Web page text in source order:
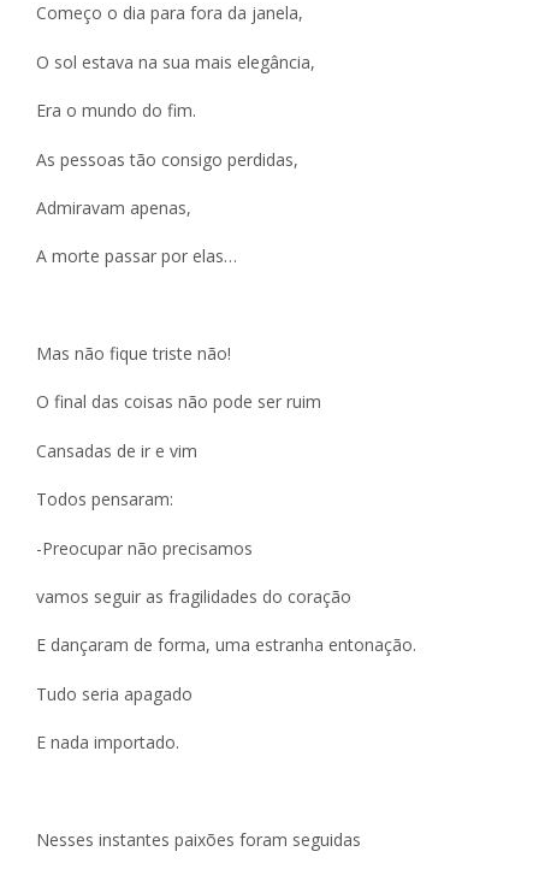
Começo o dia para fora da janela,
O sol estava na sua mais elegância,
Era o mundo do fim.
As pessoas tão consigo perdidas,
Admiravam apenas,
A morte passar por elas…
Mas não fique triste não!
O final das coisas não pode ser ruim
Cansadas de ir e vim
Todos pensaram:
-Preocupar não precisamos
vamos seguir as fragilidades do coração
E dançaram de forma, uma estranha entonação.
Tudo seria apagado
E nada importado.
Nesses instantes paixões foram seguidas